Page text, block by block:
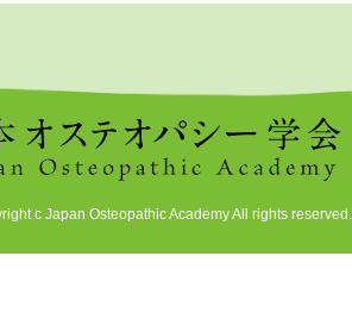
c Japan Osteopathic Academy All rights reserved.